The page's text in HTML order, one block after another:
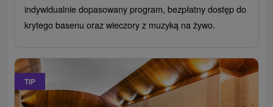
indywidualnie dopasowany program, bezpłatny dostęp do
krytego basenu oraz wieczory z muzyką na żywo.
TIP